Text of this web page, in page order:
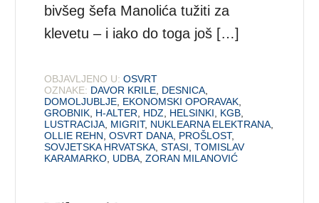
bivšeg šefa Manolića tužiti za
klevetu – i iako do toga još […]
OBJAVLJENO U: OSVRT
OZNAKE: DAVOR KRILE DESNICA
DOMOLJUBLJE EKONOMSKI OPORAVAK
GROBNIK H-ALTER HDZ HELSINKI KGB
LUSTRACIJA MIGRIT, NUKLEARNA ELEKTRANA
OLLIE REHN ,OSVRT DANA PROŠLOST,
SOVJETSKA HRVATSKA ,STASI ,TOMISLAV
KARAMARKO UDBA ,ZORAN MILANOVIĆ